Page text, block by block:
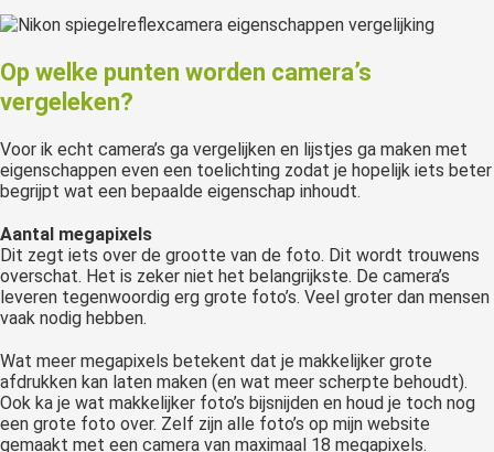
Op welke punten worden camera’s
vergeleken?
Voor ik echt camera’s ga vergelijken en lijstjes ga maken met
eigenschappen even een toelichting zodat je hopelijk iets beter
begrijpt wat een bepaalde eigenschap inhoudt.
Aantal megapixels
Dit zegt iets over de grootte van de foto. Dit wordt trouwens
overschat. Het is zeker niet het belangrijkste. De camera’s
leveren tegenwoordig erg grote foto’s. Veel groter dan mensen
vaak nodig hebben.
Wat meer megapixels betekent dat je makkelijker grote
afdrukken kan laten maken (en wat meer scherpte behoudt).
Ook ka je wat makkelijker foto’s bijsnijden en houd je toch nog
een grote foto over. Zelf zijn alle foto’s op mijn website
gemaakt met een camera van maximaal 18 megapixels.